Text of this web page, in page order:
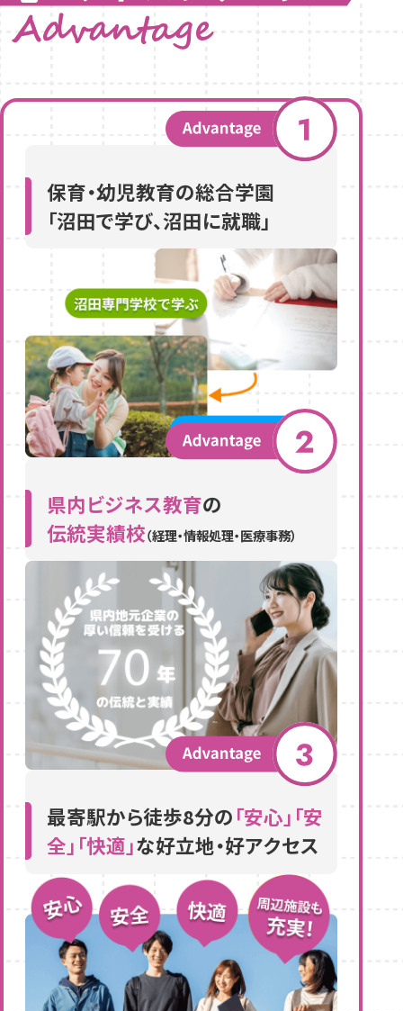
保育・幼児教育の総合学園
「沼田で学び、沼田に就職」
県内ビジネス教育の
伝統実績校（経理・情報処理・医療事務）
最寄駅から徒歩8分の「安心」「安
全」「快適」な好立地・好アクセス